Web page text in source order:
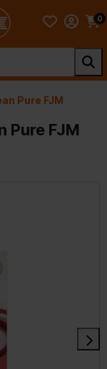
0
Pure FJM
Pure FJM